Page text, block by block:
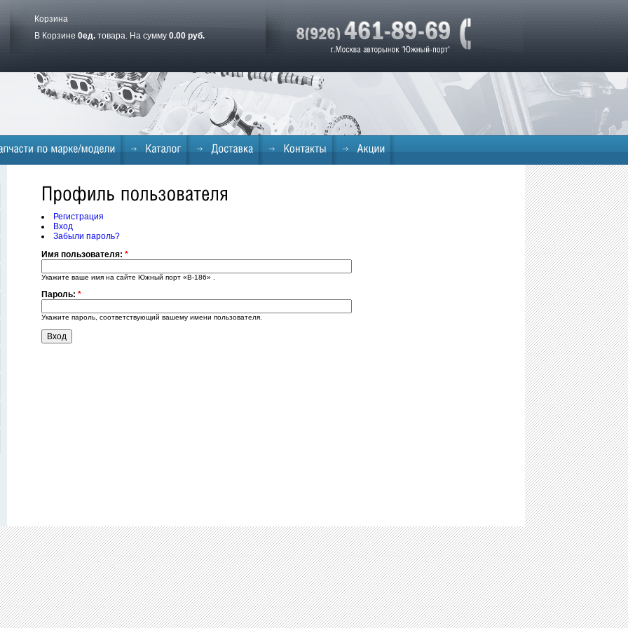
Корзина
В Корзине 0ед. товара. На сумму 0.00 руб.
Регистрация
Вход
Забыли пароль?
Имя пользователя: *
Укажите ваше имя на сайте Южный порт «B-186» .
Пароль: *
Укажите пароль, соответствующий вашему имени пользователя.